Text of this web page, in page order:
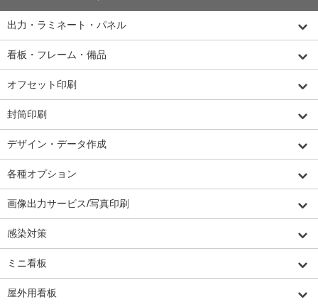
出力・ラミネート・パネル
看板・フレーム・備品
オフセット印刷
封筒印刷
デザイン・データ作成
各種オプション
画像出力サービス/写真印刷
感染対策
ミニ看板
屋外用看板